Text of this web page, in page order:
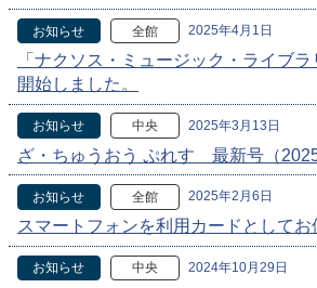
お知らせ 全館 2025年4月1日
「ナクソス・ミュージック・ライブ
開始しました。
お知らせ 中央 2025年3月13日
ざ・ちゅうおう ぷれす 最新号（2025
お知らせ 全館 2025年2月6日
スマートフォンを利用カードとして
お知らせ 中央 2024年10月29日